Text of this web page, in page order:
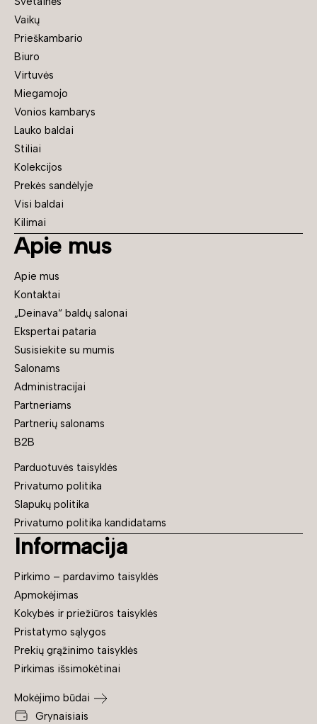
Vaikų
Prieškambario
Biuro
Virtuvės
Miegamojo
Vonios kambarys
Lauko baldai
Stiliai
Kolekcijos
Prekės sandėlyje
Visi baldai
Kilimai
Apie mus
Apie mus
Kontaktai
„Deinava“ baldų salonai
Ekspertai pataria
Susisiekite su mumis
Salonams
Administracijai
Partneriams
Partnerių salonams
B2B
Parduotuvės taisyklės
Privatumo politika
Slapukų politika
Privatumo politika kandidatams
Informacija
Pirkimo – pardavimo taisyklės
Apmokėjimas
Kokybės ir priežiūros taisyklės
Pristatymo sąlygos
Prekių grąžinimo taisyklės
Pirkimas išsimokėtinai
Mokėjimo būdai
Grynaisiais